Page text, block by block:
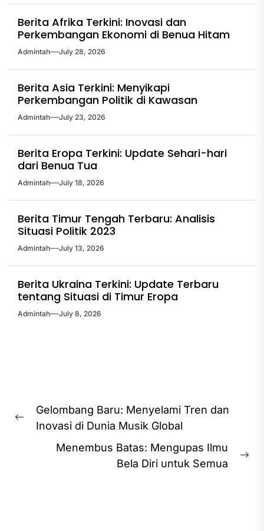
Berita Afrika Terkini: Inovasi dan
Perkembangan Ekonomi di Benua Hitam
Admintah July 28, 2026
Berita Asia Terkini: Menyikapi
Perkembangan Politik di Kawasan
Admintah July 23, 2026
Berita Eropa Terkini: Update Sehari-hari
dari Benua Tua
Admintah July 18, 2026
Berita Timur Tengah Terbaru: Analisis
Situasi Politik 2023
Admintah July 13, 2026
Berita Ukraina Terkini: Update Terbaru
tentang Situasi di Timur Eropa
Admintah July 8, 2026
Post
navigation
Previous
Gelombang Baru: Menyelami Tren dan
Inovasi di Dunia Musik Global
Menembus Batas: Mengupas Ilmu
Bela Diri untuk Semua